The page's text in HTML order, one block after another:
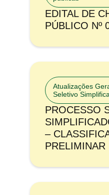
EDITAL DE
PÚBLICO Nº
Atualizações
Seletivo
PROCESSO
–
PRELIMINAR